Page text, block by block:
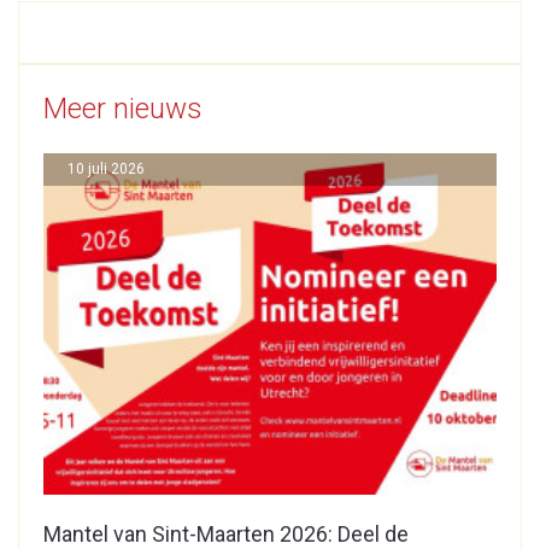
Meer nieuws
Mantel van Sint-Maarten 2026: Deel de
10 juli 2026